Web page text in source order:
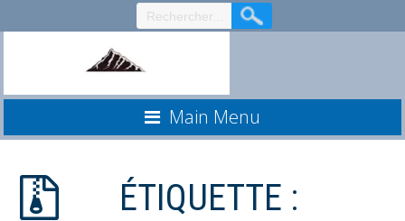
au
Main Menu
ÉTIQUETTE :